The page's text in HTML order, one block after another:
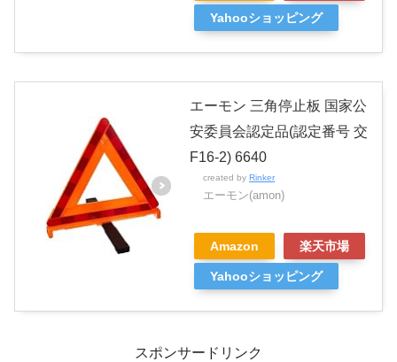
Yahooショッピング
エーモン 三角停止板 国家公
安委員会認定品(認定番号 交
F16-2) 6640
created by Rinker
エーモン(amon)
Amazon 楽天市場
Yahooショッピング
スポンサードリンク